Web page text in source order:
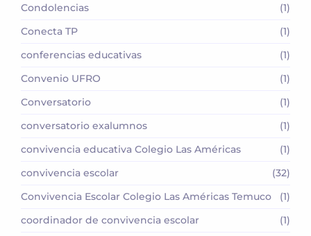
Condolencias
(1)
Conecta TP
(1)
conferencias educativas
(1)
Convenio UFRO
(1)
Conversatorio
(1)
conversatorio exalumnos
(1)
convivencia educativa Colegio Las Américas
(1)
convivencia escolar
(32)
Convivencia Escolar Colegio Las Américas Temuco
(1)
coordinador de convivencia escolar
(1)